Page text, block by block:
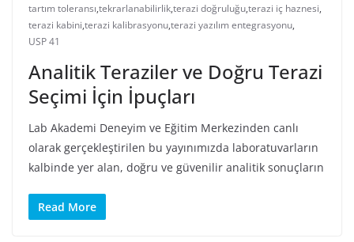
tartım toleransı,tekrarlanabilirlik,terazi doğruluğu,terazi iç haznesi,
terazi kabini,terazi kalibrasyonu,terazi yazılım entegrasyonu,
USP 41
Analitik Teraziler ve Doğru Terazi
Seçimi İçin İpuçları
Lab Akademi Deneyim ve Eğitim Merkezinden canlı
olarak gerçekleştirilen bu yayınımızda laboratuvarların
kalbinde yer alan, doğru ve güvenilir analitik sonuçların
Read More